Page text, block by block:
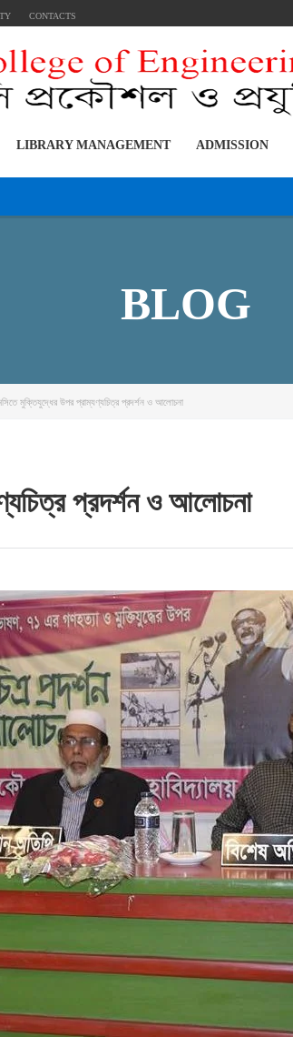
CONTACTS
LIBRARY MANAGEMENT ADMISSION
BLOG
মুক্তিযুদ্ধের উপর প্রাম্যণ্যচিত্র প্রদর্শন ও আলোচনা
প্রদর্শন ও আলোচনা